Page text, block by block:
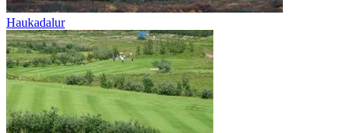
Haukadalur